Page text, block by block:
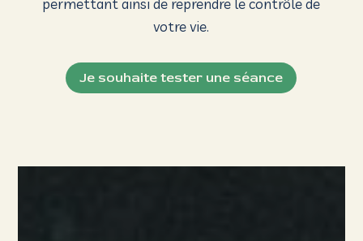
permettant ainsi de reprendre le contrôle de
votre vie.
Je souhaite tester une séance